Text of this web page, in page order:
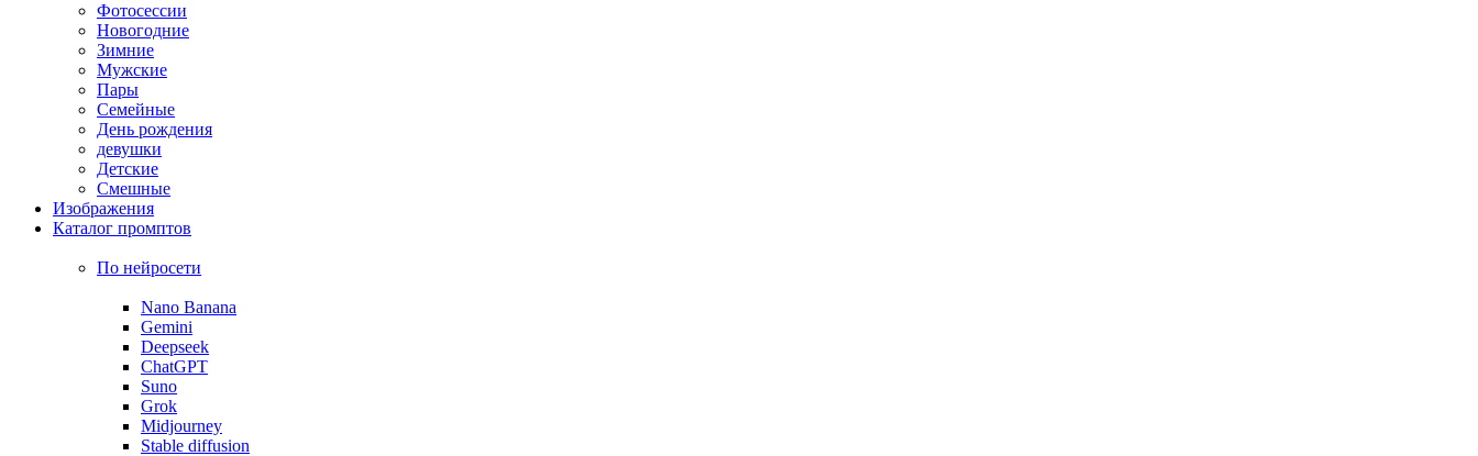
Фотосессии
Новогодние
Зимние
Мужские
Пары
Семейные
День рождения
девушки
Детские
Смешные
Изображения
Каталог промптов
По нейросети
Nano Banana
Gemini
Deepseek
ChatGPT
Suno
Grok
Midjourney
Stable diffusion